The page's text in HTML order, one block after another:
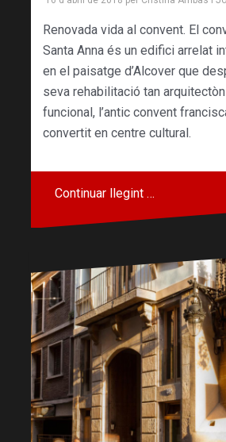
Renovada vida al convent. El
Santa Anna és un edifici arrelat
en el paisatge d’Alcover que
seva rehabilitació tan
funcional, l’antic convent
convertit en centre cultural.
Continuar llegint …